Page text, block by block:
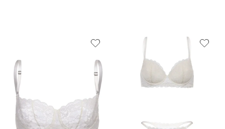
Опции
можно
выбрать
на
странице
товара.
можно
выбрать
товара.